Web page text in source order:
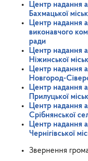
Центр надання
Бахмацької
Центр надання
виконавчого
ради
Центр надання
Ніжинської
Центр надання
Новгород-
Центр надання
Прилуцької
Центр надання
Срібнянської
Центр надання
Чернігівської
Звернення